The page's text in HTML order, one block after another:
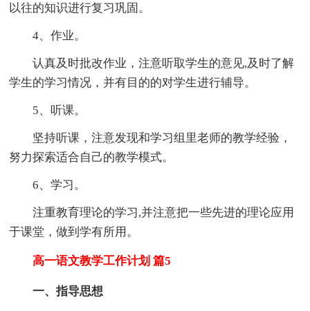
以往的知识进行复习巩固。
4、作业。
认真及时批改作业，注意听取学生的意见,及时了解
学生的学习情况，并有目的的对学生进行辅导。
5、听课。
坚持听课，注意发现和学习组里老师的教学经验，
努力探索适合自己的教学模式。
6、学习。
注重教育理论的学习,并注意把一些先进的理论应用
于课堂，做到学有所用。
高一语文教学工作计划 篇5
一、指导思想